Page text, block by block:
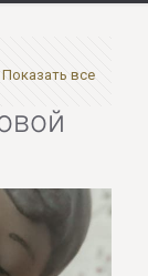
Показать все